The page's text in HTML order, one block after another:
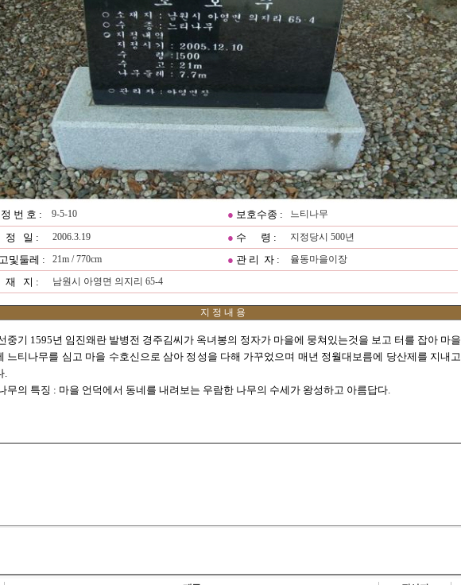
번 호 : 9-5-10 ● 보호수종 : 느티나무
정 일 : 2006.3.19 ● 수 령 : 지정당시 500년
및둘레 : 21m / 770cm ● 관 리 자 : 율동마을이장
재 지 : 남원시 아영면 의지리 65-4
지 정 내 용
중기 1595년 임진왜란 발병전 경주김씨가 옥녀봉의 정자가 마을에 뭉쳐있는것을 보고 터를 잡아 마을
느티나무를 심고 마을 수호신으로 삼아 정성을 다해 가꾸었으며 매년 정월대보름에 당산제를 지내고
.
무의 특징 : 마을 언덕에서 동네를 내려보는 우람한 나무의 수세가 왕성하고 아름답다.